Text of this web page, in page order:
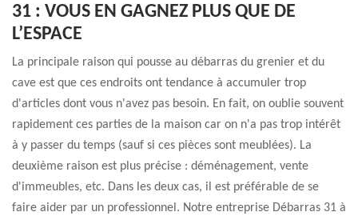
31 : VOUS EN GAGNEZ PLUS QUE DE
L’ESPACE
La principale raison qui pousse au débarras du grenier et du
cave est que ces endroits ont tendance à accumuler trop
d'articles dont vous n'avez pas besoin. En fait, on oublie souvent
rapidement ces parties de la maison car on n'a pas trop intérêt
à y passer du temps (sauf si ces pièces sont meublées). La
deuxième raison est plus précise : déménagement, vente
d'immeubles, etc. Dans les deux cas, il est préférable de se
faire aider par un professionnel. Notre entreprise Débarras 31 à